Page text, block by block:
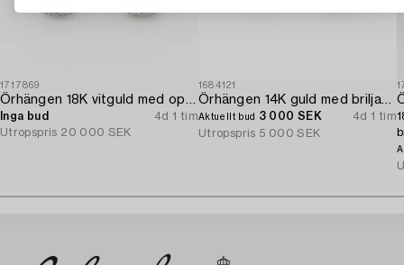
1717869
Örhängen 18K vitguld med opaler och åttkantslipade diamanter.
Inga bud
4d 1 tim
Utropspris 20 000 SEK
1684121
Örhängen 14K guld med briljantslipade diamanter.
Aktuellt bud 3 000 SEK
4d 1 tim
Utropspris 5 000 SEK